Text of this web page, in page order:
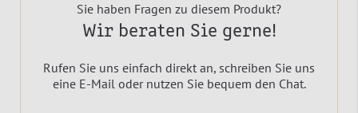
Sie haben Fragen zu diesem Produkt?
Wir beraten Sie gerne!
Rufen Sie uns einfach direkt an, schreiben Sie uns
eine E-Mail oder nutzen Sie bequem den Chat.